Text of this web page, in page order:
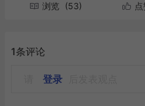
浏览 (53)
1条评论
登录